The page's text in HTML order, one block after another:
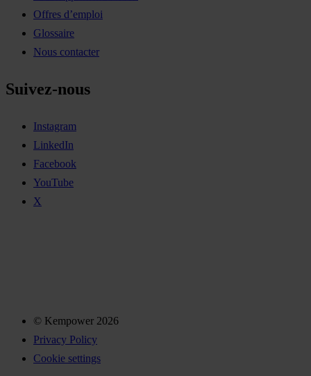
Offres d’emploi
Glossaire
Nous contacter
Suivez-nous
Instagram
LinkedIn
Facebook
YouTube
X
© Kempower 2026
Privacy Policy
Cookie settings